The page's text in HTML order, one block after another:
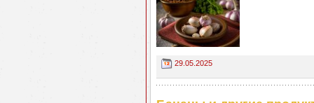
29.05.2025